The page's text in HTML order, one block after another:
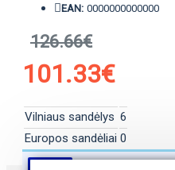
EAN: 0000000000000
126.66€
101.33€
Vilniaus sandėlys 6
Europos sandėliai 0